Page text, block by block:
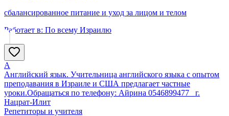
сбалансированное питание и уход за лицом и телом
Работает в: По всему Израилю
А
Английский язык. Учительница английского языка с опытом
преподавания в Израиле и США предлагает частные
уроки.Обращаться по телефону: Айрина 0546899477 г.
Нацрат-Илит
Репетиторы и учителя